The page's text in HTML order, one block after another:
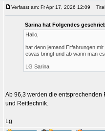
Verfasst am: Fr Apr 17, 2026 12:09
Sarina hat Folgendes
Hallo,
hat denn jemand Erfahrungen
etwas bringt und ab wann man
LG Sarina
Ab 96,3 werden die entsprechenden
und Reittechnik.
Lg